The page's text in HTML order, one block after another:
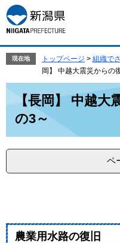
ー
ジ
の
で
ニ
ュ
ー
ば
現在地 トップページ > 組織で
岡】 中越大震災から
【長岡】 中越
の3～
ペ
農業用水路の復旧